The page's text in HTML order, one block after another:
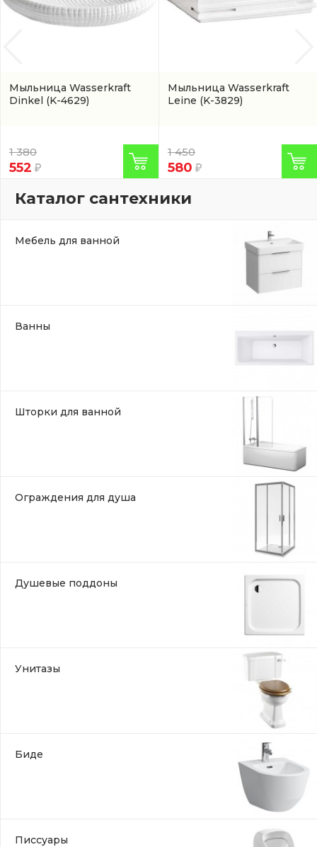
Мыльница Wasserkraft
Dinkel (K-4629)
1 380
552
Мыльница Wasserkraft
Leine (K-3829)
1 450
580
Каталог сантехники
Мебель для ванной
Ванны
Шторки для ванной
Ограждения для душа
Душевые поддоны
Унитазы
Биде
Писсуары